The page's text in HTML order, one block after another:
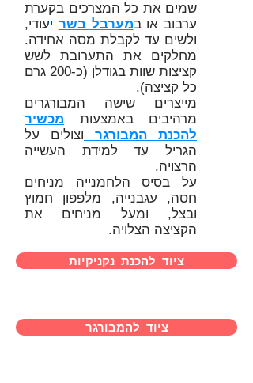
שמים את כל המצרכים בקערת
ערבוב או במערבל בשר יעודי,
ולשים עד לקבלת מסה אחידה.
מחלקים את התערובת לשש
קציצות שוות בגודלן (כ-200 גרם
כל קציצה).
מייצרים שישה המבורגרים
מרהיבים באמצעות מכשיר
להכנת המבורגר וצולים על
הגריל עד למידת העשייה
הרצויה.
על בסיס הלחמנייה מניחים
חסה, עגבנייה, מלפפון חמוץ
ובצל, ומעל מניחים את
הקציצה הצלויה.
ציוד להכנת נקניקיות
ציוד להמבורגר